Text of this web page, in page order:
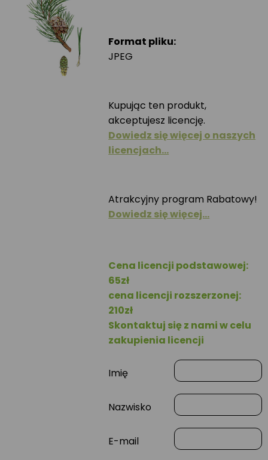
Format pliku:
JPEG
Kupując ten produkt,
akceptujesz licencję.
Dowiedz się więcej o naszych
licencjach…
Atrakcyjny program Rabatowy!
Dowiedz się więcej…
Cena licencji podstawowej:
65zł
cena licencji rozszerzonej:
210zł
Skontaktuj się z nami w celu
zakupienia licencji
Imię
Nazwisko
E-mail